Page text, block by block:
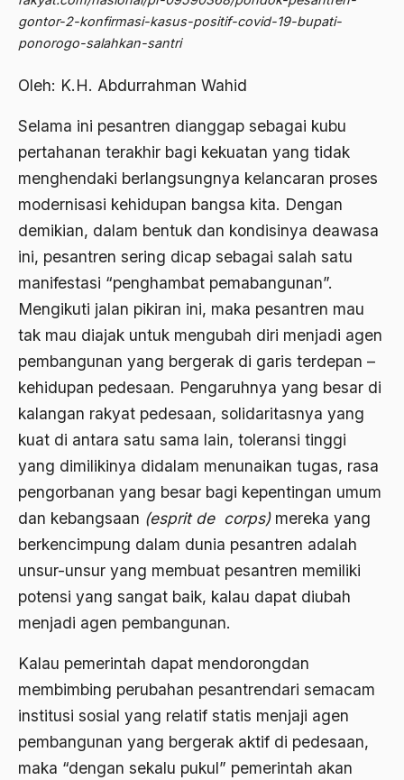
gontor-2-konfirmasi-kasus-positif-covid-19-bupati-
ponorogo-salahkan-santri
Oleh: K.H. Abdurrahman Wahid
Selama ini pesantren dianggap sebagai kubu
pertahanan terakhir bagi kekuatan yang tidak
menghendaki berlangsungnya kelancaran proses
modernisasi kehidupan bangsa kita. Dengan
demikian, dalam bentuk dan kondisinya deawasa
ini, pesantren sering dicap sebagai salah satu
manifestasi “penghambat pemabangunan”.
Mengikuti jalan pikiran ini, maka pesantren mau
tak mau diajak untuk mengubah diri menjadi agen
pembangunan yang bergerak di garis terdepan –
kehidupan pedesaan. Pengaruhnya yang besar di
kalangan rakyat pedesaan, solidaritasnya yang
kuat di antara satu sama lain, toleransi tinggi
yang dimilikinya didalam menunaikan tugas, rasa
pengorbanan yang besar bagi kepentingan umum
dan kebangsaan (esprit de corps)mereka yang
berkencimpung dalam dunia pesantren adalah
unsur-unsur yang membuat pesantren memiliki
potensi yang sangat baik, kalau dapat diubah
menjadi agen pembangunan.
Kalau pemerintah dapat mendorongdan
membimbing perubahan pesantrendari semacam
institusi sosial yang relatif statis menjaji agen
pembangunan yang bergerak aktif di pedesaan,
maka “dengan sekalu pukul” pemerintah akan
2008
2006
2005
2003
2002
2000
1999
1998
1997
1996
1995
1994
1992
1991
1990
Abdi Masyarakat
abdul wahid hasyim
Abdurrahman Addakhil
abdurrahman wahid
Aboulhasan Bani Sadr
abri
Abu AMrin Ibnu Alla'
Abu Bakar Ba’asyir
Abu Hanifah
abu jihad
Abu Sangkan
Abu Zayd
Aceh
Ad-daulah
Adagium
Adaptif Islam
adat
Adat dan Syari'at
Adat Ngada